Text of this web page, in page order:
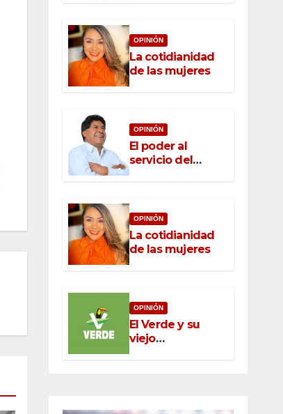
OPINIÓN
La cotidianidad
de las mujeres
OPINIÓN
El poder al
servicio del
pueblo: la nueva
México
OPINIÓN
La cotidianidad
de las mujeres
OPINIÓN
El Verde y su
viejo
oportunismo